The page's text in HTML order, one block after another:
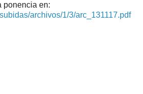
ponencia en:
archivos/1/3/arc_131117.pdf